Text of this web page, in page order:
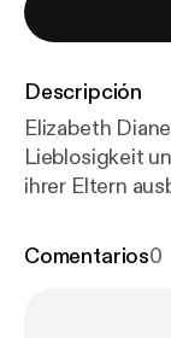
Descripción
Elizabeth
Lieblosigkeit
ihrer Eltern
Comentarios0